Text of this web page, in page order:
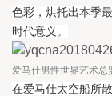
色彩，烘托出本季
时代意义。
爱马仕男性世界艺术
在爱马仕太空船所